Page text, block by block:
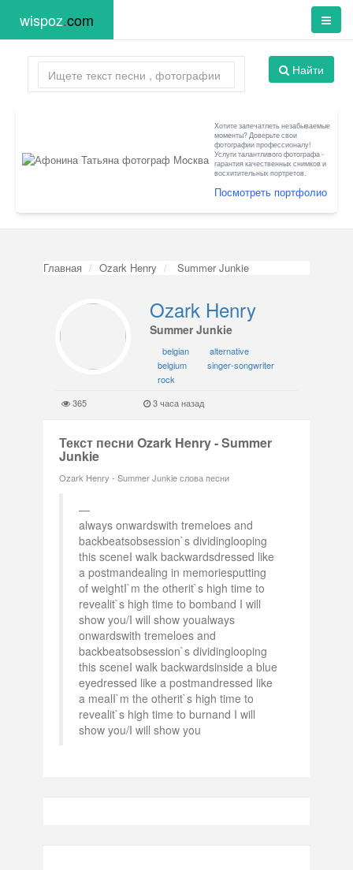
wispoz.com
Найти
Хотите запечатлеть незабываемые
моменты? Доверьте свои
фотографии профессионалу!
Услуги талантливого фотографа -
гарантия качественных снимков и
восхитительных портретов.
Посмотреть портфолио
Главная Ozark Henry Summer Junkie
Ozark Henry
Summer Junkie
belgian
alternative
belgium
singer-songwriter
rock
365
3 часа назад
Текст песни Ozark Henry - Summer
Junkie
Ozark Henry - Summer Junkie слова песни
always onwardswith tremeloes and
backbeatsobsession`s dividinglooping
this sceneI walk backwardsdressed like
a postmandealing in memoriesputting
of weightI`m the otherit`s high time to
revealit`s high time to bomband I will
show you/I will show youalways
onwardswith tremeloes and
backbeatsobsession`s dividinglooping
this sceneI walk backwardsinside a blue
eyedressed like a postmandressed like
a mealI`m the otherit`s high time to
revealit`s high time to burnand I will
show you/I will show you